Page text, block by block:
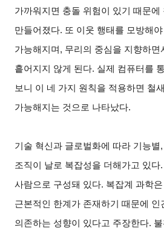
가까워지면 충돌 위험이 있기 때문에
만들어졌다. 또 이웃 행태를 모방해야
가능해지며, 무리의 중심을 지향하면
흩어지지 않게 된다. 실제 컴퓨터를
보니 이 네 가지 원칙을 적용하면 철
가능해지는 것으로 나타났다.
기술 혁신과 글로벌화에 따라 기능별
조직이 날로 복잡성을 더해가고 있다
사람으로 구성돼 있다. 복잡계 과학
근본적인 한계가 존재하기 때문에 인
의존하는 성향이 있다고 주장한다.